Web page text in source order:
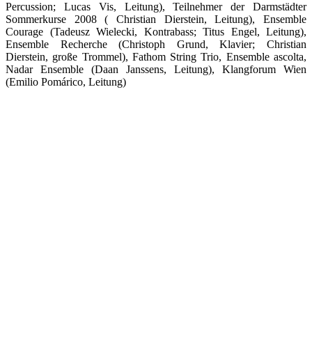
Percussion; Lucas Vis, Leitung), Teilnehmer der Darmstädter
Sommerkurse 2008 ( Christian Dierstein, Leitung), Ensemble
Courage (Tadeusz Wielecki, Kontrabass; Titus Engel, Leitung),
Ensemble Recherche (Christoph Grund, Klavier; Christian
Dierstein, große Trommel), Fathom String Trio, Ensemble ascolta,
Nadar Ensemble (Daan Janssens, Leitung), Klangforum Wien
(Emilio Pomárico, Leitung)